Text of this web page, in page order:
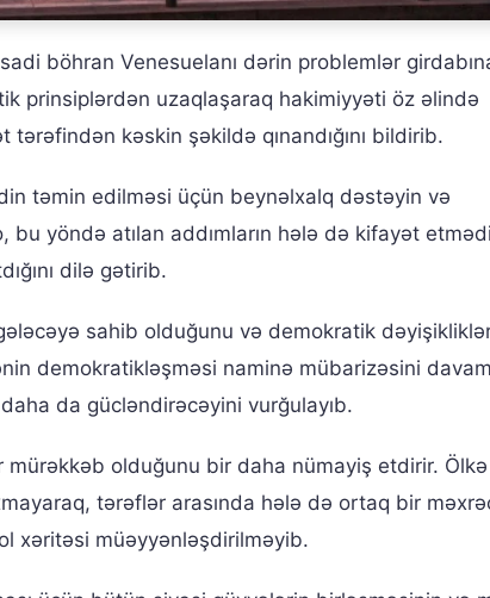
böhran Venesuelanı dərin problemlər
prinsiplərdən uzaqlaşaraq hakimiyyəti öz əlində
kəskin şəkildə qınandığını bildirib.
təmin edilməsi üçün beynəlxalq dəstəyin və
yöndə atılan addımların hələ də kifayət
dilə gətirib.
sahib olduğunu və demokratik
demokratikləşməsi naminə mübarizəsini davam
da gücləndirəcəyini vurğulayıb.
olduğunu bir daha nümayiş etdirir. Ölkə
tərəflər arasında hələ də ortaq bir
xəritəsi müəyyənləşdirilməyib.